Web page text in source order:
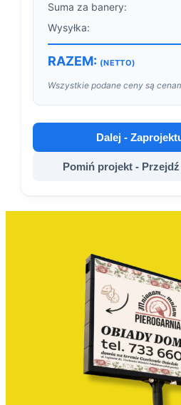
Suma za banery:
Wysyłka:
RAZEM: (NETTO)
Wszystkie podane ceny są
Dalej -
Pomiń projekt -